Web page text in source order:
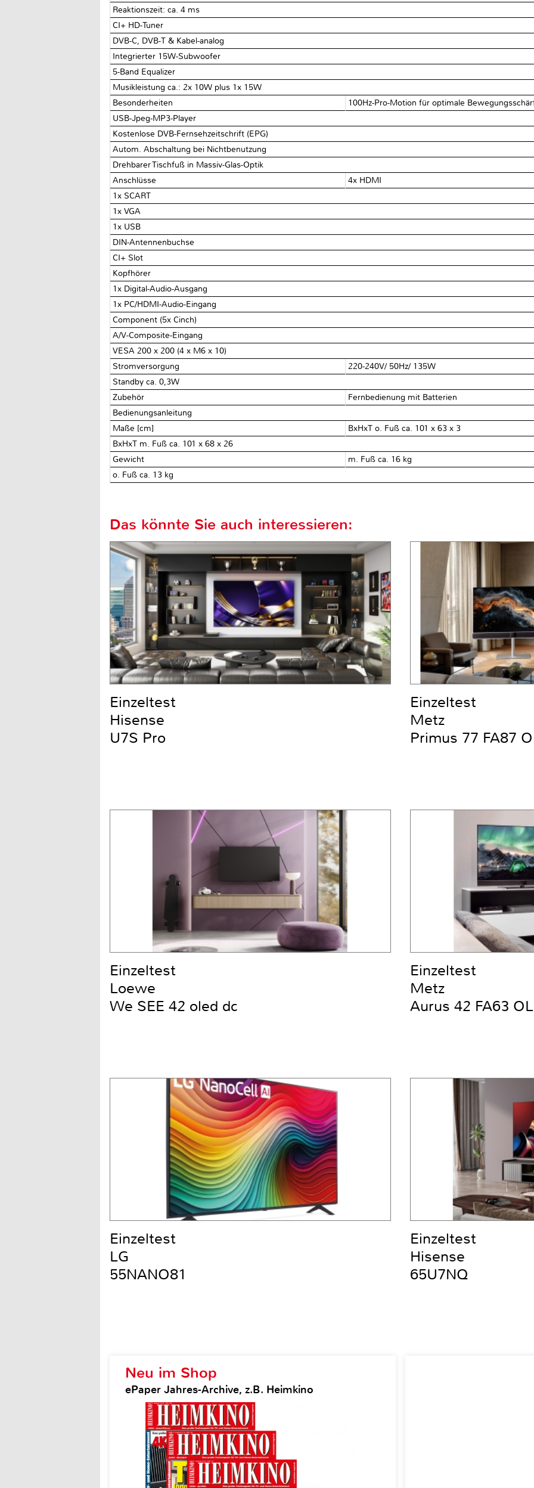
Reaktionszeit: ca. 4 ms
CI+ HD-Tuner
DVB-C, DVB-T & Kabel-analog
Integrierter 15W-Subwoofer
5-Band Equalizer
Musikleistung ca.: 2x 10W plus 1x 15W
Besonderheiten
100Hz-Pro-Motion für optimale
USB-Jpeg-MP3-Player
Kostenlose DVB-Fernsehzeitschrift (EPG)
Autom. Abschaltung bei Nichtbenutzung
Drehbarer Tischfuß in Massiv-Glas-Optik
Anschlüsse
4x HDMI
1x SCART
1x VGA
1x USB
DIN-Antennenbuchse
CI+ Slot
Kopfhörer
1x Digital-Audio-Ausgang
1x PC/HDMI-Audio-Eingang
Component (5x Cinch)
A/V-Composite-Eingang
VESA 200 x 200 (4 x M6 x 10)
Stromversorgung
220-240V/ 50Hz/ 135W
Standby ca. 0,3W
Zubehör
Fernbedienung mit Batterien
Bedienungsanleitung
Maße [cm]
BxHxT o. Fuß ca. 101 x 63 x 3
BxHxT m. Fuß ca. 101 x 68 x 26
Gewicht
m. Fuß ca. 16 kg
o. Fuß ca. 13 kg
Neu im Shop
ePaper Jahres-Archive, z.B. Heimkino
Das könnte Sie auch interessieren:
Einzeltest
Hisense
U7S Pro
Einzeltest
Metz
Primus 77 FA87
Einzeltest
Loewe
We SEE 42 oled dc
Einzeltest
Metz
Aurus 42 FA63
Einzeltest
LG
55NANO81
Einzeltest
Hisense
65U7NQ